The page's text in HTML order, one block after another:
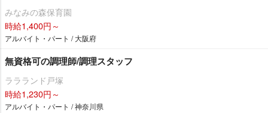
みなみの森保育園
時給1,400円～
アルバイト・パート / 大阪府
無資格可の調理師/調理スタッフ
ララランド戸塚
時給1,230円～
アルバイト・パート / 神奈川県